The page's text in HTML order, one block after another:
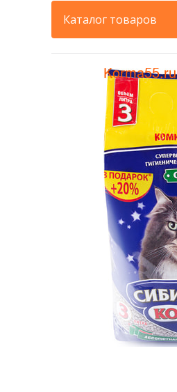
Каталог товаров